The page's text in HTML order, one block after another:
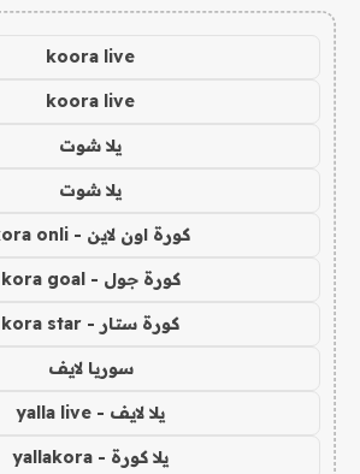
koora live
koora live
يلا شوت
يلا شوت
كورة اون لاين - kora onli
كورة جول - kora goal
كورة ستار - kora star
سوريا لايف
يلا لايف - yalla live
يلا كورة - yallakora